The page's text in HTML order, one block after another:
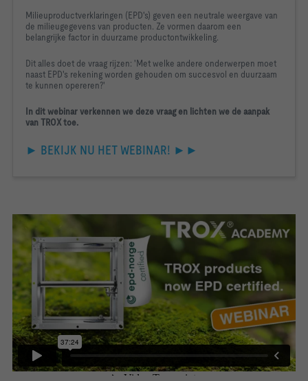
Milieuproductverklaringen (EPD's) geven een neutrale weergave van
de milieugegevens van producten. Ze vormen daarom een
belangrijke factor in duurzame productontwikkeling.
Dit alles doet de vraag rijzen: 'Met welke andere onderwerpen moet
naast EPD's rekening worden gehouden om succesvol en duurzaam
te kunnen opereren?'
In dit webinar verkennen we deze vraag en lichten we de aanpak
van TROX toe.
► BEKIJK NU HET WEBINAR! ►►